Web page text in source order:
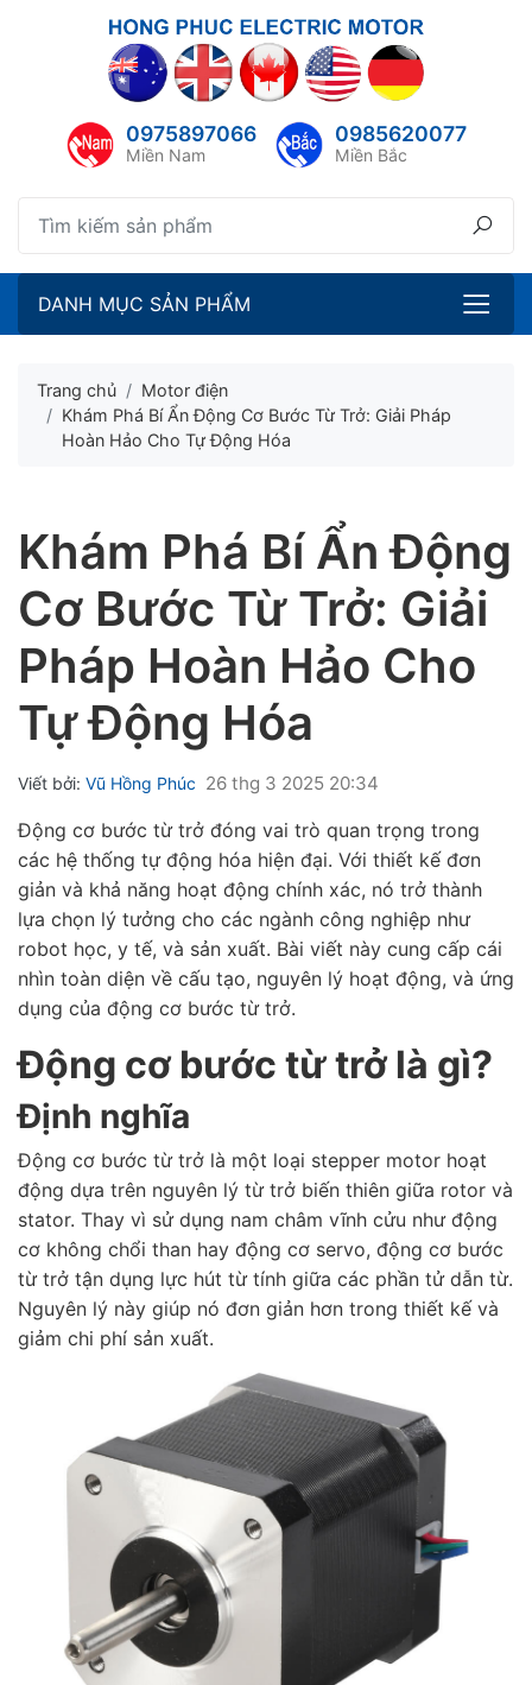
0975897066
Miền Nam
0985620077
Miền Bắc
DANH MỤC SẢN PHẨM
Trang chủ
Motor điện
Khám Phá Bí Ẩn Động Cơ Bước Từ Trở: Giải Pháp
Hoàn Hảo Cho Tự Động Hóa
Khám Phá Bí Ẩn Động
Cơ Bước Từ Trở: Giải
Pháp Hoàn Hảo Cho
Tự Động Hóa
Viết bởi: Vũ Hồng Phúc 26 thg 3 2025 20:34
Động cơ bước từ trở đóng vai trò quan trọng trong
các hệ thống tự động hóa hiện đại. Với thiết kế đơn
giản và khả năng hoạt động chính xác, nó trở thành
lựa chọn lý tưởng cho các ngành công nghiệp như
robot học, y tế, và sản xuất. Bài viết này cung cấp cái
nhìn toàn diện về cấu tạo, nguyên lý hoạt động, và ứng
dụng của động cơ bước từ trở.
Động cơ bước từ trở là gì?
Định nghĩa
Động cơ bước từ trở là một loại stepper motor hoạt
động dựa trên nguyên lý từ trở biến thiên giữa rotor và
stator. Thay vì sử dụng nam châm vĩnh cửu như động
cơ không chổi than hay động cơ servo, động cơ bước
từ trở tận dụng lực hút từ tính giữa các phần tử dẫn từ.
Nguyên lý này giúp nó đơn giản hơn trong thiết kế và
giảm chi phí sản xuất.